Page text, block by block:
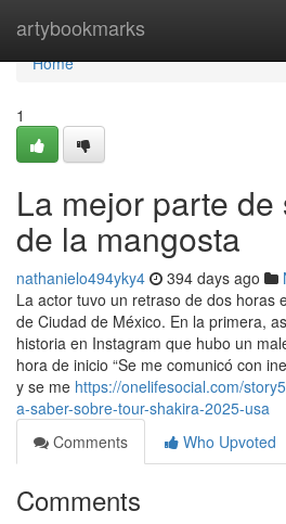
artybookmarks
Home
Home
1
La mejor parte
de la mangosta
nathanielo494yky4 394 days ago
La actor tuvo un retraso de dos horas
de Ciudad de México. En la primera,
historia en Instagram que hubo un
hora de inicio “Se me comunicó con
y se me https://onelifesocial.com/
a-saber-sobre-tour-shakira-2025-usa
Comments
Who Upvoted
Comments